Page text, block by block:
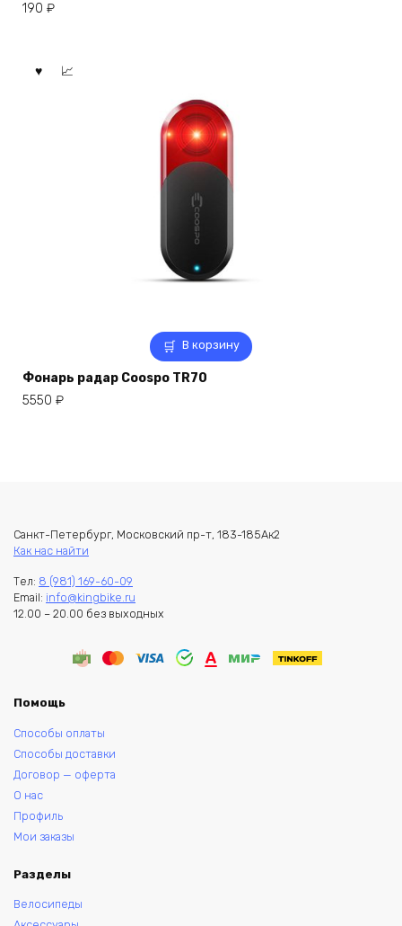
190 ₽
В корзину
Фонарь радар Coospo TR70
5550 ₽
Санкт-Петербург, Московский пр-т, 183-185Ак2
Как нас найти
Тел: 8 (981) 169-60-09
Email: info@kingbike.ru
12.00 – 20.00 без выходных
Помощь
Способы оплаты
Способы доставки
Договор — оферта
О нас
Профиль
Мои заказы
Разделы
Велосипеды